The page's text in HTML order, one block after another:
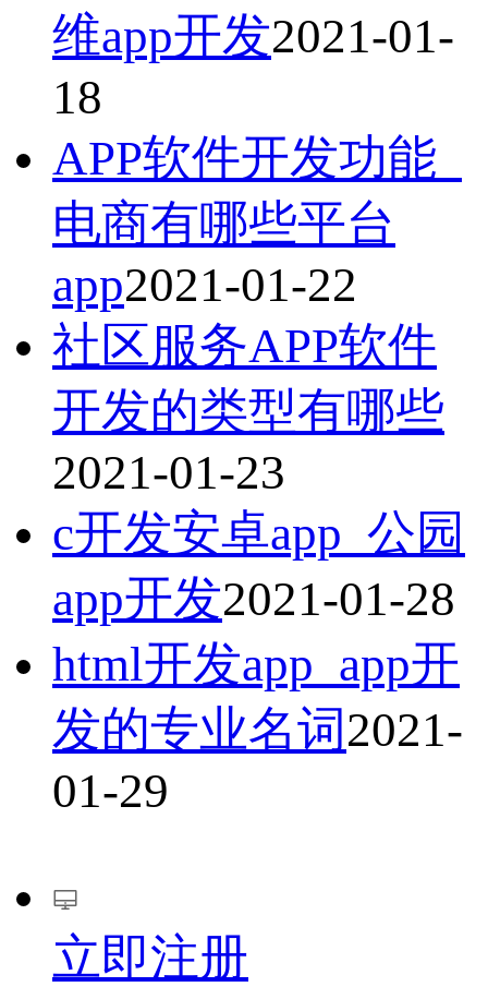
维app开发2021-01-
18
APP软件开发功能_
电商有哪些平台
app2021-01-22
社区服务APP软件
开发的类型有哪些
2021-01-23
c开发安卓app_公园
app开发2021-01-28
html开发app_app开
发的专业名词2021-
01-29
立即注册